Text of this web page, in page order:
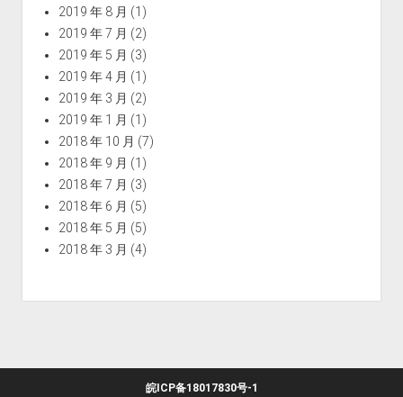
2019 年 8 月 (1)
2019 年 7 月 (2)
2019 年 5 月 (3)
2019 年 4 月 (1)
2019 年 3 月 (2)
2019 年 1 月 (1)
2018 年 10 月 (7)
2018 年 9 月 (1)
2018 年 7 月 (3)
2018 年 6 月 (5)
2018 年 5 月 (5)
2018 年 3 月 (4)
皖ICP备18017830号-1